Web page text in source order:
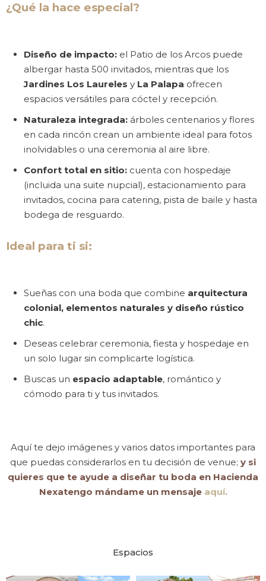
Email
Phone
¿Qué la hace especial?
Diseño de impacto: el Patio de los Arcos puede
albergar hasta 500 invitados, mientras que los
Jardines Los Laureles y La Palapa ofrecen
espacios versátiles para cóctel y recepción.
Naturaleza integrada: árboles centenarios y flores
en cada rincón crean un ambiente ideal para fotos
inolvidables o una ceremonia al aire libre.
Confort total en sitio: cuenta con hospedaje
(incluida una suite nupcial), estacionamiento para
invitados, cocina para catering, pista de baile y hasta
bodega de resguardo.
Ideal para ti si:
Sueñas con una boda que combine arquitectura
colonial, elementos naturales y diseño rústico
chic.
Deseas celebrar ceremonia, fiesta y hospedaje en
un solo lugar sin complicarte logística.
Buscas un espacio adaptable, romántico y
cómodo para ti y tus invitados.
Aquí te dejo imágenes y varios datos importantes para
que puedas considerarlos en tu decisión de venue; y si
quieres que te ayude a diseñar tu boda en Hacienda
Nexatengo mándame un mensaje aquí.
Espacios